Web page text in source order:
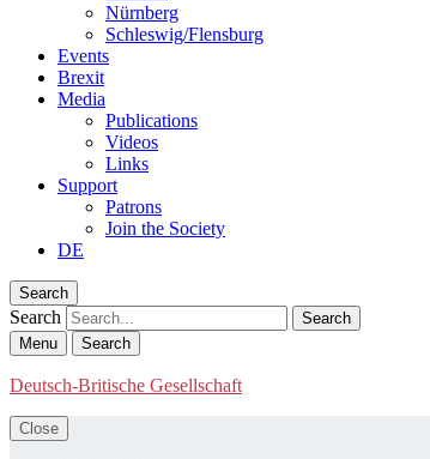
Nürnberg
Schleswig/Flensburg
Events
Brexit
Media
Publications
Videos
Links
Support
Patrons
Join the Society
DE
Search
Search
Menu Search
Deutsch-Britische Gesellschaft
Close